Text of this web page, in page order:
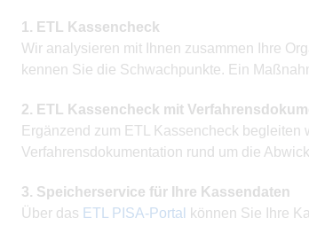
1. ETL Kassencheck
Wir analysieren mit Ihnen zusammen Ihre
kennen Sie die Schwachpunkte. Ein
2. ETL Kassencheck mit
Ergänzend zum ETL Kassencheck
Verfahrensdokumentation rund um die
3. Speicherservice für Ihre Kassendaten
Über das ETL PISA-Portal
können Sie Ihre